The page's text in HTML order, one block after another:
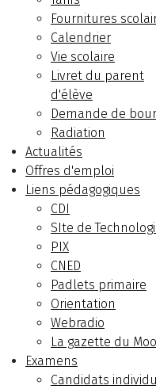
Fournitures
Calendrier
Vie scolaire
Livret du parent
d'élève
Demande de
Radiation
Actualités
Offres d'emploi
Liens pédagogiques
CDI
SIte de
PIX
CNED
Padlets primaire
Orientation
Webradio
La gazette du
Examens
Candidats